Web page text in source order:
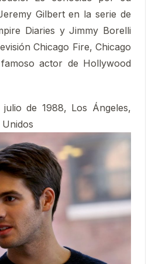
Gilbert en la serie de
Diaries y Jimmy Borelli
Chicago Fire, Chicago
actor de Hollywood
julio de 1988, Los Ángeles,